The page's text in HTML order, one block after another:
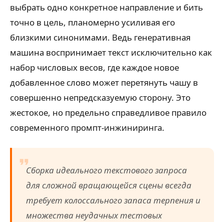
выбрать одно конкретное направление и бить
точно в цель, планомерно усиливая его
близкими синонимами. Ведь генеративная
машина воспринимает текст исключительно как
набор числовых весов, где каждое новое
добавленное слово может перетянуть чашу в
совершенно непредсказуемую сторону. Это
жестокое, но предельно справедливое правило
современного промпт-инжиниринга.
Сборка идеального текстового запроса
для сложной вращающейся сцены всегда
требует колоссального запаса терпения и
множества неудачных тестовых